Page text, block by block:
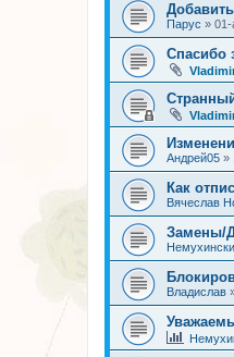
Парус » 01-
Спасибо
Андрей05 »
Как
Вячеслав
Замены/
Владислав